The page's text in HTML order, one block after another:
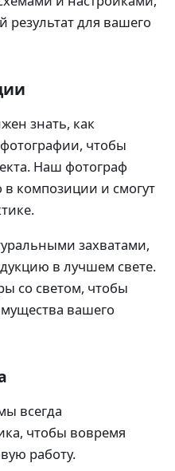
для вашего
знать, как
чтобы
Наш фотограф
в композиции и смогут
захватами,
в лучшем свете.
со светом, чтобы
вашего
всегда
чтобы вовремя
работу.